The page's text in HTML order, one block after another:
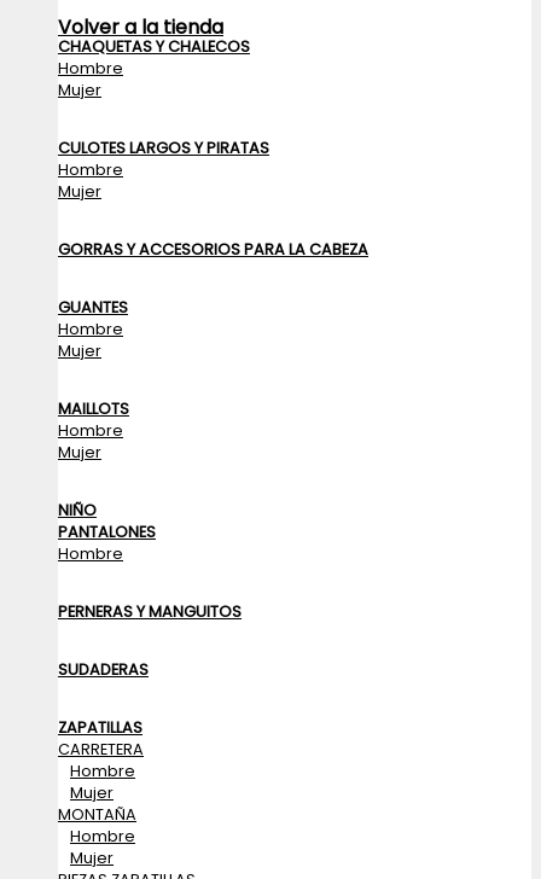
Volver a la tienda
CHAQUETAS Y CHALECOS
Hombre
Mujer
CULOTES LARGOS Y PIRATAS
Hombre
Mujer
GORRAS Y ACCESORIOS PARA LA CABEZA
GUANTES
Hombre
Mujer
MAILLOTS
Hombre
Mujer
NIÑO
PANTALONES
Hombre
PERNERAS Y MANGUITOS
SUDADERAS
ZAPATILLAS
CARRETERA
Hombre
Mujer
MONTAÑA
Hombre
Mujer